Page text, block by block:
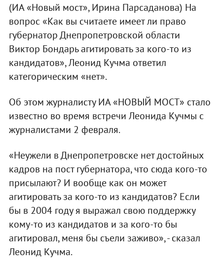
(ИА «Новый мост», Ирина Парсаданова) На
вопрос «Как вы считаете имеет ли право
губернатор Днепропетровской области
Виктор Бондарь агитировать за кого-то из
кандидатов», Леонид Кучма ответил
категорическим «нет».
Об этом журналисту ИА «НОВЫЙ МОСТ» стало
известно во время встречи Леонида Кучмы с
журналистами 2 февраля.
«Неужели в Днепропетровске нет достойных
кадров на пост губернатора, что сюда кого-то
присылают? И вообще как он может
агитировать за кого-то из кандидатов? Если
бы в 2004 году я выражал свою поддержку
кому-то из кандидатов и за кого-то бы
агитировал, меня бы съели заживо», - сказал
Леонид Кучма.